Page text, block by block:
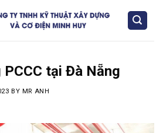
tại Đà Nẵng
BY MR ANH